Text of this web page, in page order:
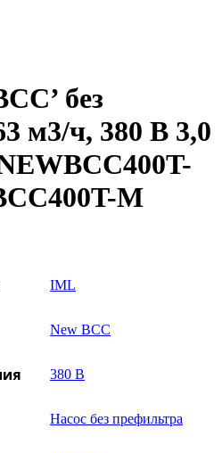
без
м3/ч, 380 В 3,0
M
IML
New BCC
380 В
Насос без префильтра